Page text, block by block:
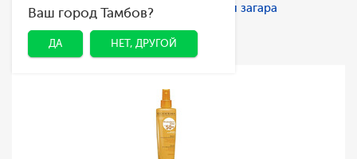
ДА НЕТ, ДРУГОЙ
Ваш город Тамбов?
ДА НЕТ, ДРУГОЙ
Главная Каталог Косметика Для загара
Для загара